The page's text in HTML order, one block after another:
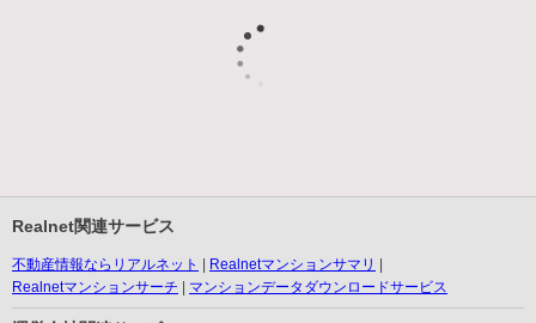
Realnet関連サービス
不動産情報ならリアルネット
Realnetマンションサマリ
Realnetマンションサーチ
マンションデータダウンロードサービス